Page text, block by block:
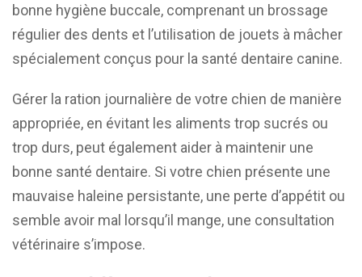
bonne hygiène buccale, comprenant un brossage
régulier des dents et l’utilisation de jouets à mâcher
spécialement conçus pour la santé dentaire canine.
Gérer la ration journalière de votre chien de manière
appropriée, en évitant les aliments trop sucrés ou
trop durs, peut également aider à maintenir une
bonne santé dentaire. Si votre chien présente une
mauvaise haleine persistante, une perte d’appétit ou
semble avoir mal lorsqu’il mange, une consultation
vétérinaire s’impose.